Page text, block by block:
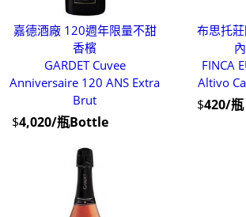
嘉德酒廠 120週年限量不甜
香檳
GARDET Cuvee
Anniversaire 120 ANS Extra
Brut
$4,020/瓶Bottle
布思托
FINCA
Altivo
$420/瓶